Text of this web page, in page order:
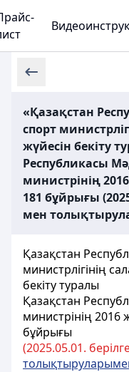
«Қазақстан
спорт
жүйесін бекіту
Республикасы
министрінің
181 бұйрығы
мен
Қазақстан
министрлігінің
бекіту туралы
Қазақстан
министрінің
бұйрығы
(2025.05.01.